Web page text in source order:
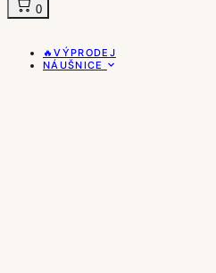
0
🔥VÝPRODEJ
NÁUŠNICE